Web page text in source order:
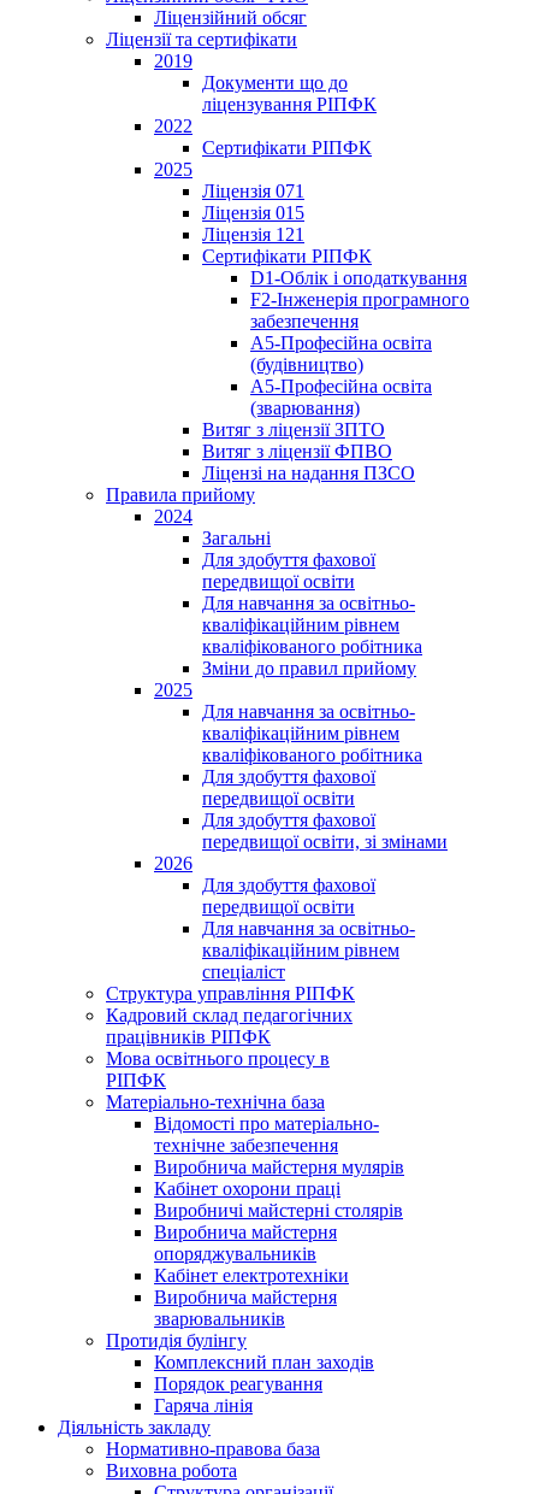
Ліцензійний обсяг
Ліцензії та сертифікати
2019
Документи що до
ліцензування РІПФК
2022
Сертифікати РІПФК
2025
Ліцензія 071
Ліцензія 015
Ліцензія 121
Сертифікати РІПФК
D1-Oблік і оподаткування
F2-Інженерія програмного
забезпечення
A5-Професійна освіта
(будівництво)
A5-Професійна освіта
(зварювання)
Витяг з ліцензії ЗПТО
Витяг з ліцензії ФПВО
Ліцензі на надання ПЗСО
Правила прийому
2024
Загальні
Для здобуття фахової
передвищої освіти
Для навчання за освітньо-
кваліфікаційним рівнем
кваліфікованого робітника
Зміни до правил прийому
2025
Для навчання за освітньо-
кваліфікаційним рівнем
кваліфікованого робітника
Для здобуття фахової
передвищої освіти
Для здобуття фахової
передвищої освіти, зі змінами
2026
Для здобуття фахової
передвищої освіти
Для навчання за освітньо-
кваліфікаційним рівнем
спеціаліст
Структура управління РІПФК
Кадровий склад педагогічних
працівників РІПФК
Мова освітнього процесу в
РІПФК
Матеріально-технічна база
Відомості про матеріально-
технічне забезпечення
Виробнича майстерня мулярів
Кабінет охорони праці
Виробничі майстерні столярів
Виробнича майстерня
опоряджувальників
Кабінет електротехніки
Виробнича майстерня
зварювальників
Протидія булінгу
Комплексний план заходів
Порядок реагування
Гаряча лінія
Діяльність закладу
Нормативно-правова база
Виховна робота